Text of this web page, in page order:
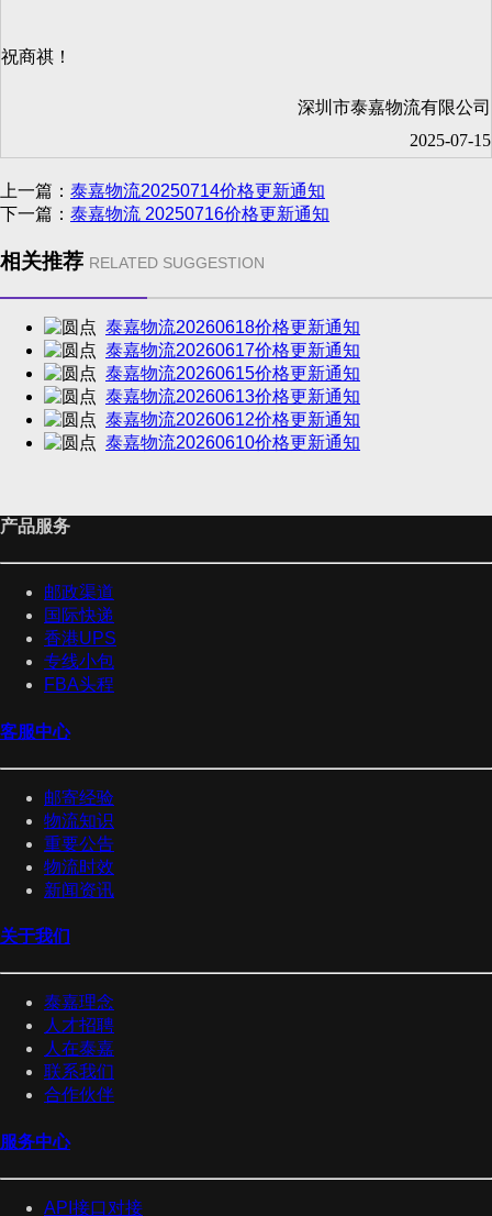
祝商祺！
深圳市泰嘉物流有限公司
2025-07-15
上一篇： 泰嘉物流20250714价格更新通知
下一篇： 泰嘉物流 20250716价格更新通知
相关推荐 RELATED SUGGESTION
泰嘉物流20260618价格更新通知
泰嘉物流20260617价格更新通知
泰嘉物流20260615价格更新通知
泰嘉物流20260613价格更新通知
泰嘉物流20260612价格更新通知
泰嘉物流20260610价格更新通知
产品服务
邮政渠道
国际快递
香港UPS
专线小包
FBA头程
客服中心
邮寄经验
物流知识
重要公告
物流时效
新闻资讯
关于我们
泰嘉理念
人才招聘
人在泰嘉
联系我们
合作伙伴
服务中心
API接口对接